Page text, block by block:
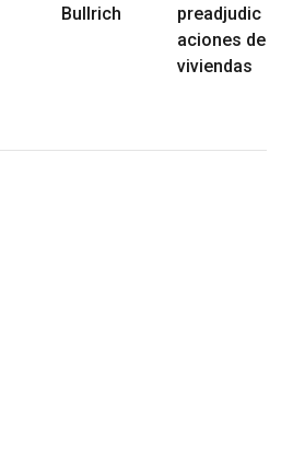
Bullrich
preadjudic
aciones de
viviendas